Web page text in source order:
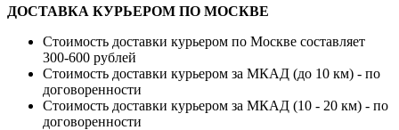
ДОСТАВКА КУРЬЕРОМ ПО МОСКВЕ
Стоимость доставки курьером по Москве составляет
300-600 рублей
Стоимость доставки курьером за МКАД (до 10 км) - по
договоренности
Стоимость доставки курьером за МКАД (10 - 20 км) - по
договоренности